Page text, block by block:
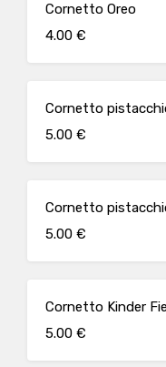
Cornetto Oreo
4.00 €
Cornetto
5.00 €
Cornetto
5.00 €
Cornetto Kinder
5.00 €